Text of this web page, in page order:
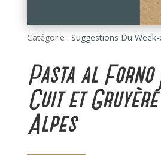
Catégorie : Suggestions Du Week-
Pasta al Forno
Cuit et Gruyère
Alpes